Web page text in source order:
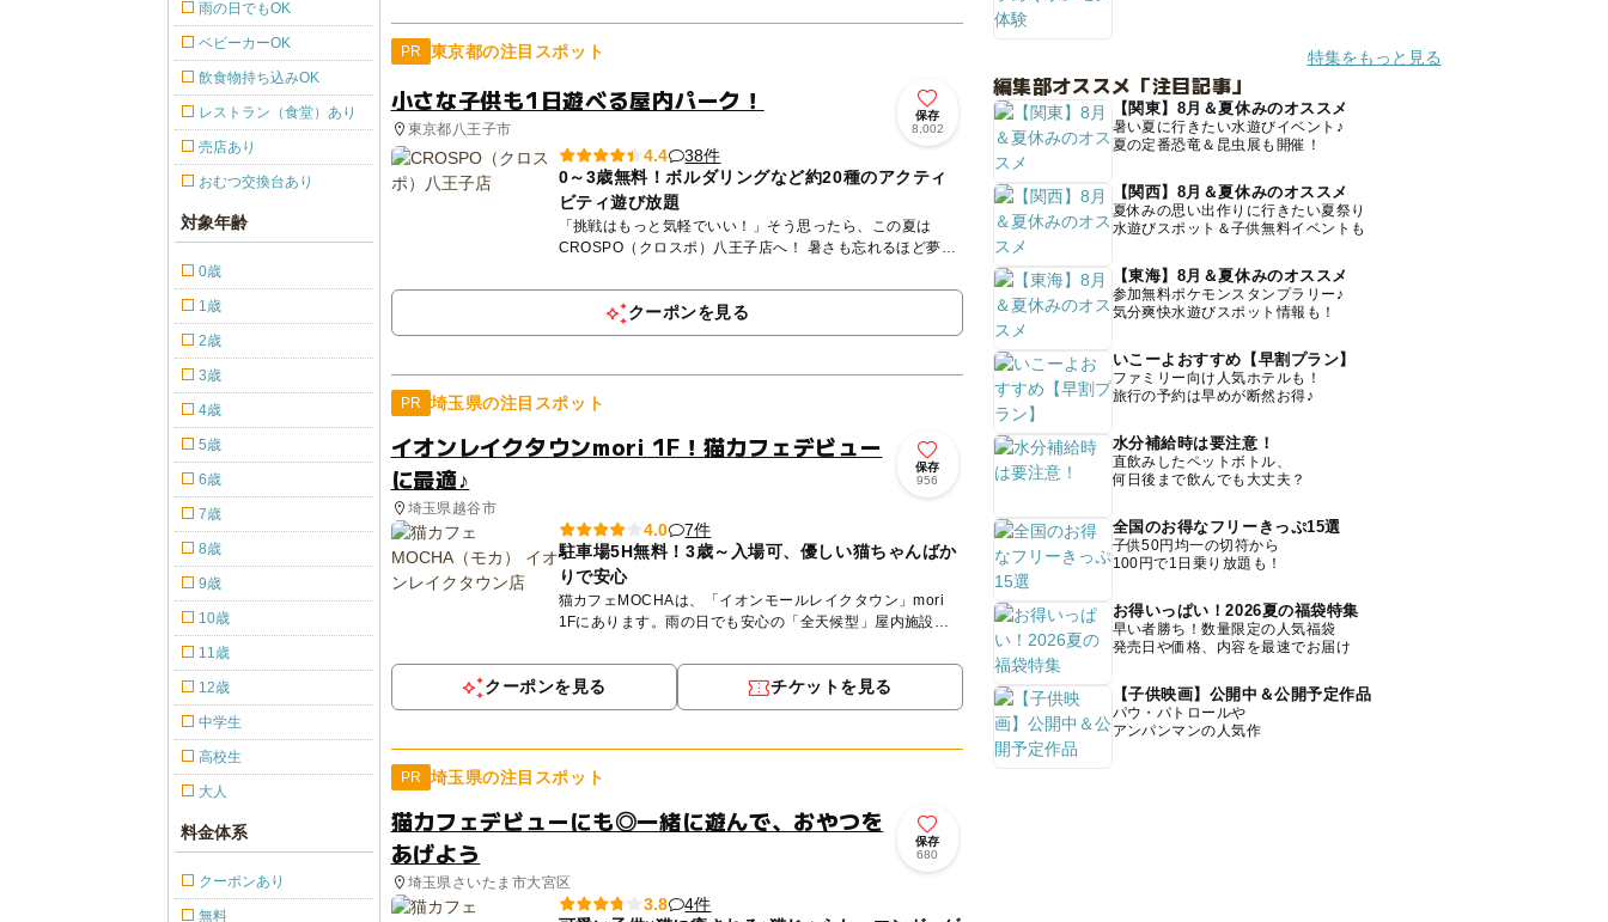
PR 東京都の注目スポット
小さな子供も1日遊べる屋内パーク！
東京都八王子市
保存
8,002
4.4
38件
0～3歳無料！ボルダリングなど約20種のアクティ
ビティ遊び放題
「挑戦はもっと気軽でいい！」そう思ったら、この夏は
CROSPO（クロスポ）八王子店へ！ 暑さも忘れるほど夢中
ます。 ...
クーポンを見る
PR 埼玉県の注目スポット
イオンレイクタウンmori 1F！猫カフェデビュー
に最適♪
埼玉県越谷市
保存
956
4.0
7件
駐車場5H無料！3歳～入場可、優しい猫ちゃんばか
りで安心
猫カフェMOCHAは、「イオンモールレイクタウン」mori
1Fにあります。雨の日でも安心の「全天候型」屋内施設で
ちば...
クーポンを見る チケットを見る
PR 埼玉県の注目スポット
猫カフェデビューにも◎一緒に遊んで、おやつを
あげよう
埼玉県さいたま市大宮区
保存
680
3.8
4件
雨の日でもOK
ベビーカーOK
飲食物持ち込みOK
レストラン（食堂）あり
売店あり
おむつ交換台あり
対象年齢
0歳
1歳
2歳
3歳
4歳
5歳
6歳
7歳
8歳
9歳
10歳
11歳
12歳
中学生
高校生
大人
料金体系
クーポンあり
無料
特集をもっと見る
編集部オススメ「注目記事」
【関東】8月＆夏休みのオススメ
暑い夏に行きたい水遊びイベント♪
夏の定番恐竜＆昆虫展も開催！
【関西】8月＆夏休みのオススメ
夏休みの思い出作りに行きたい夏祭り
水遊びスポット＆子供無料イベントも
【東海】8月＆夏休みのオススメ
参加無料ポケモンスタンプラリー♪
気分爽快水遊びスポット情報も！
いこーよおすすめ【早割プラン】
ファミリー向け人気ホテルも！
旅行の予約は早めが断然お得♪
水分補給時は要注意！
直飲みしたペットボトル、
何日後まで飲んでも大丈夫？
全国のお得なフリーきっぷ15選
子供50円均一の切符から
100円で1日乗り放題も！
お得いっぱい！2026夏の福袋特集
早い者勝ち！数量限定の人気福袋
発売日や価格、内容を最速でお届け
【子供映画】公開中＆公開予定作品
パウ・パトロールや
アンパンマンの人気作